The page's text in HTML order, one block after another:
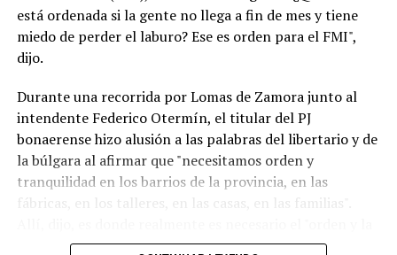
está ordenada si la gente no llega a fin de mes y tiene
miedo de perder el laburo? Ese es orden para el FMI",
dijo.
Durante una recorrida por Lomas de Zamora junto al
intendente Federico Otermín, el titular del PJ
bonaerense hizo alusión a las palabras del libertario y de
la búlgara al afirmar que "necesitamos orden y
tranquilidad en los barrios de la provincia, en las
fábricas, en los talleres, en las casas, en las familias".
tranquilidad". "El resto es timba y no es lo que